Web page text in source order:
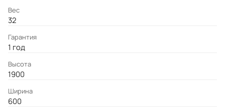
Вес
32
Гарантия
1 год
Высота
1900
Ширина
600